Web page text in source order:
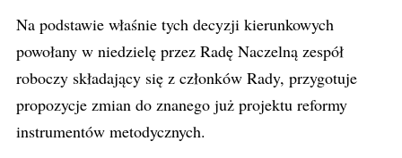
Na podstawie właśnie tych decyzji kierunkowych
powołany w niedzielę przez Radę Naczelną zespół
roboczy składający się z członków Rady, przygotuje
propozycje zmian do znanego już projektu reformy
instrumentów metodycznych.